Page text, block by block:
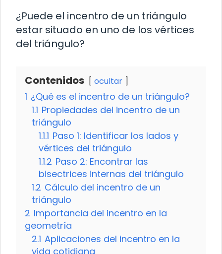
¿Puede el incentro de un triángulo
estar situado en uno de los vértices
del triángulo?
Contenidos ocultar
1 ¿Qué es el incentro de un triángulo?
1.1 Propiedades del incentro de un
triángulo
1.1.1 Paso 1: Identificar los lados y
vértices del triángulo
1.1.2 Paso 2: Encontrar las
bisectrices internas del triángulo
1.2 Cálculo del incentro de un
triángulo
2 Importancia del incentro en la
geometría
2.1 Aplicaciones del incentro en la
vida cotidiana